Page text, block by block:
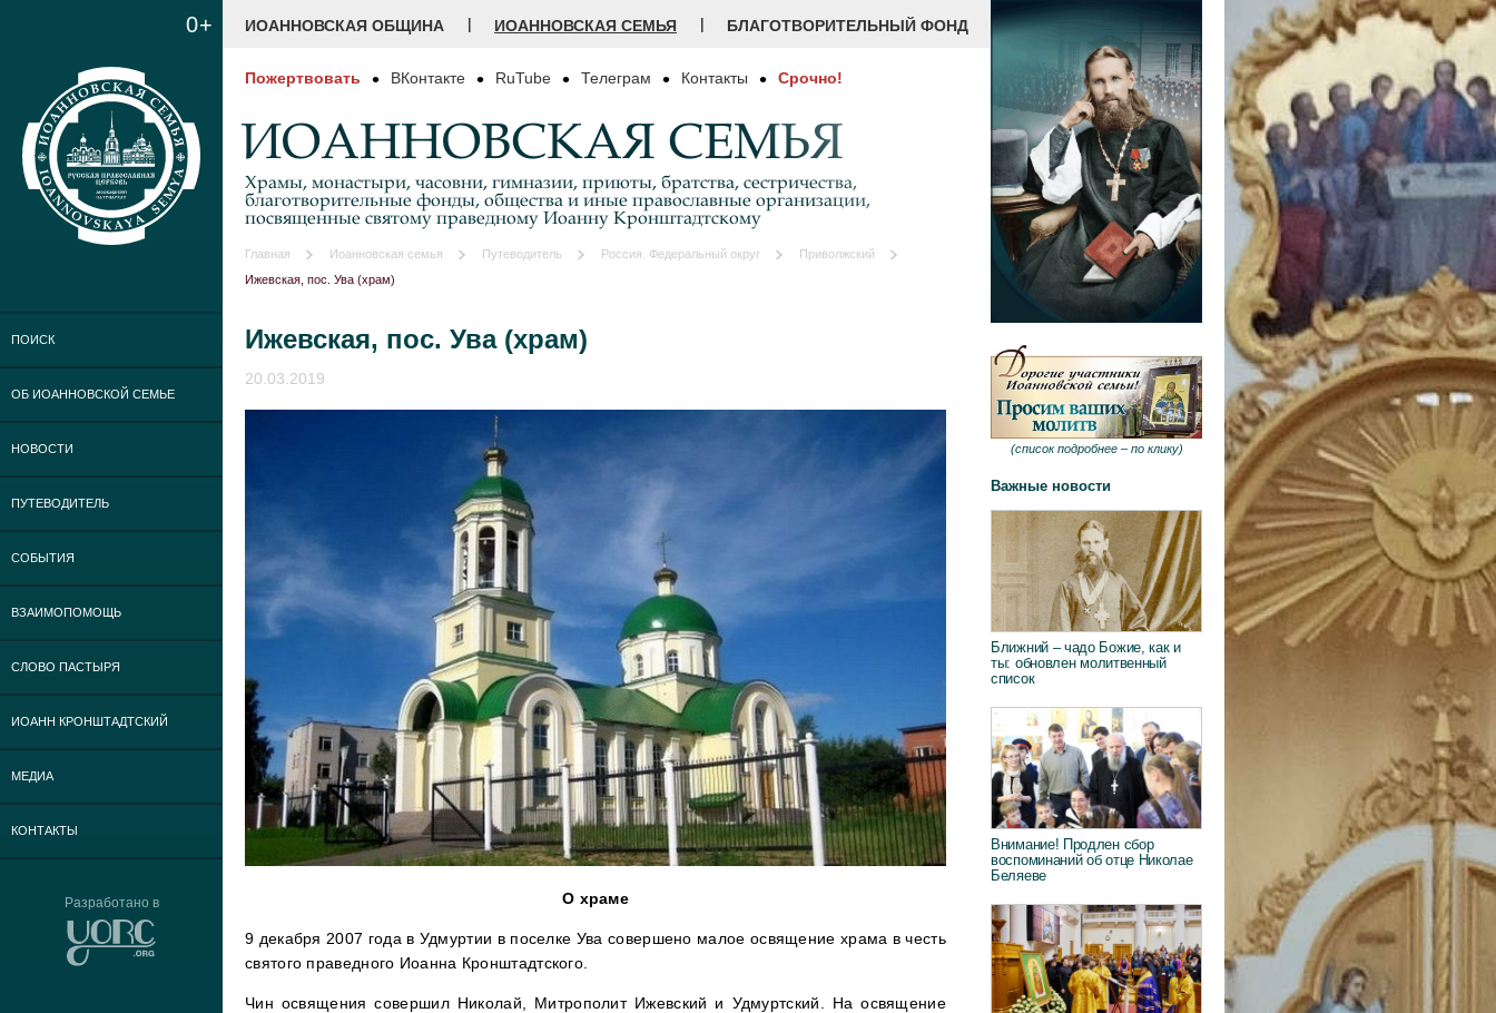
0+
ПОИСК
ОБ ИОАННОВСКОЙ СЕМЬЕ
НОВОСТИ
ПУТЕВОДИТЕЛЬ
СОБЫТИЯ
ВЗАИМОПОМОЩЬ
СЛОВО ПАСТЫРЯ
ИОАНН КРОНШТАДТСКИЙ
МЕДИА
КОНТАКТЫ
Разработано в
ИОАННОВСКАЯ ОБЩИНА | ИОАННОВСКАЯ СЕМЬЯ | БЛАГОТВОРИТЕЛЬНЫЙ ФОНД
Пожертвовать ВКонтакте RuTube Телеграм Контакты Срочно!
ИОАННОВСКАЯ СЕМЬЯ
Храмы, монастыри, часовни, гимназии, приюты, братства, сестричества,
благотворительные фонды, общества и иные православные организации,
посвященные святому праведному Иоанну Кронштадтскому
Главная Иоанновская семья Путеводитель Россия. Федеральный округ
Приволжский
Ижевская, пос. Ува (храм)
Ижевская, пос. Ува (храм)
20.03.2019
О храме
9 декабря 2007 года в Удмуртии в поселке Ува совершено малое освящение храма в честь
святого праведного Иоанна Кронштадтского.
Чин освящения совершил Николай, Митрополит Ижевский и Удмуртский. На освящение
(список подробнее – по клику)
Важные новости
Ближний – чадо Божие, как и
ты: обновлен молитвенный
список
Внимание! Продлен сбор
воспоминаний об отце Николае
Беляеве